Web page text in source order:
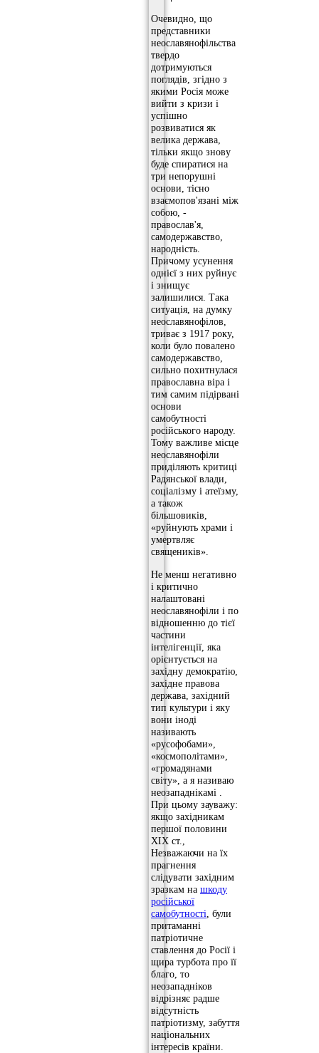
Очевидно, що
представники
неославянофільства
твердо
дотримуються
поглядів, згідно з
якими Росія може
вийти з кризи і
успішно
розвиватися як
велика держава,
тільки якщо знову
буде спиратися на
три непорушні
основи, тісно
взаємопов'язані між
собою, -
православ'я,
самодержавство,
народність.
Причому усунення
однієї з них руйнує
і знищує
залишилися. Така
ситуація, на думку
неославянофілов,
триває з 1917 року,
коли було повалено
самодержавство,
сильно похитнулася
православна віра і
тим самим підірвані
основи
самобутності
російського народу.
Тому важливе місце
неославянофіли
приділяють критиці
Радянської влади,
соціалізму і атеїзму,
а також
більшовиків,
«руйнують храми і
умертвляє
священиків».
Не менш негативно
і критично
налаштовані
неославянофіли і по
відношенню до тієї
частини
інтелігенції, яка
орієнтується на
західну демократію,
західне правова
держава, західний
тип культури і яку
вони іноді
називають
«русофобами»,
«космополітами»,
«громадянами
світу», а я називаю
неозападнікамі .
При цьому зауважу:
якщо західникам
першої половини
XIX ст.,
Незважаючи на їх
прагнення
слідувати західним
зразкам на шкоду
російської
самобутності , були
притаманні
патріотичне
ставлення до Росії і
щира турбота про її
благо, то
неозападніков
відрізняє радше
відсутність
патріотизму, забуття
національних
інтересів країни.